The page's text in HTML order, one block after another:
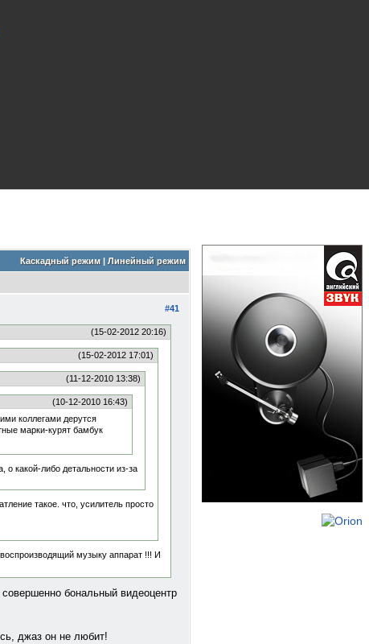
Каскадный режим| Линейный режим
#41
(15-02-2012 20:16)
(15-02-2012 17:01)
(11-12-2010 13:38)
(10-12-2010 16:43)
коллегами дерутся
марки-курят бамбук
о какой-либо детальности из-за
такое. что, усилитель просто
музыку аппарат !!! И
бональный видеоцентр
джаз он не любит!